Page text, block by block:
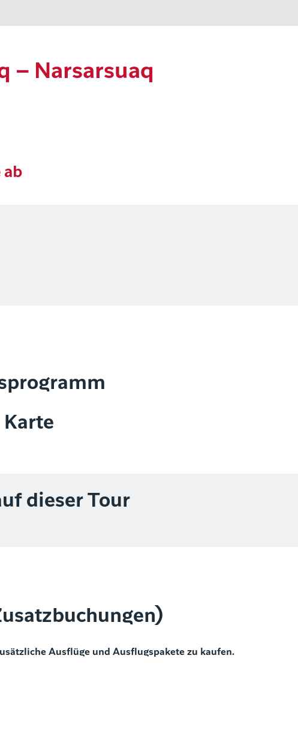
– Narsarsuaq
ab
Karte
dieser Tour
Ausflüge und Ausflugspakete zu kaufen.